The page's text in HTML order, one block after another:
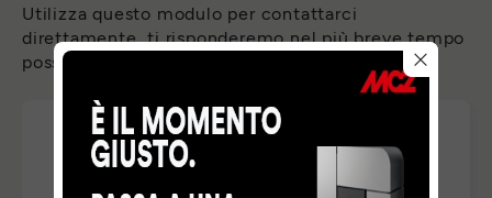
Utilizza questo modulo per contattarci
direttamente, ti risponderemo nel più breve tempo
possibile.
PROFESSIONE*